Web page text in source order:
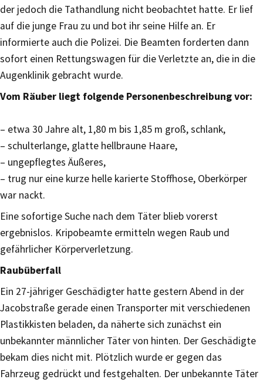
der jedoch die Tathandlung nicht beobachtet hatte. Er lief
auf die junge Frau zu und bot ihr seine Hilfe an. Er
informierte auch die Polizei. Die Beamten forderten dann
sofort einen Rettungswagen für die Verletzte an, die in die
Augenklinik gebracht wurde.
Vom Räuber liegt folgende Personenbeschreibung vor:
– etwa 30 Jahre alt, 1,80 m bis 1,85 m groß, schlank,
– schulterlange, glatte hellbraune Haare,
– ungepflegtes Äußeres,
– trug nur eine kurze helle karierte Stoffhose, Oberkörper
war nackt.
Eine sofortige Suche nach dem Täter blieb vorerst
ergebnislos. Kripobeamte ermitteln wegen Raub und
gefährlicher Körperverletzung.
Raubüberfall
Ein 27-jähriger Geschädigter hatte gestern Abend in der
Jacobstraße gerade einen Transporter mit verschiedenen
Plastikkisten beladen, da näherte sich zunächst ein
unbekannter männlicher Täter von hinten. Der Geschädigte
bekam dies nicht mit. Plötzlich wurde er gegen das
Fahrzeug gedrückt und festgehalten. Der unbekannte Täter